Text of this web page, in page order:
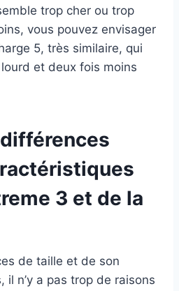
trop cher ou trop
vous pouvez envisager
5, très similaire, qui
et deux fois moins
3 et de la
de taille et de son
il n’y a pas trop de raisons